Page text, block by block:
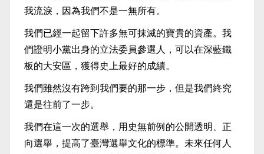
我流淚，因為我們不是一無所有。
我們已經一起留下許多無可抹滅的寶貴的資產。我
們證明小黨出身的立法委員參選人，可以在深藍鐵
板的大安區，獲得史上最好的成績。
我們雖然沒有跨到我們要的那一步，但是我們終究
還是往前了一步。
我們在這一次的選舉，用史無前例的公開透明、正
向選舉，提高了臺灣選舉文化的標準。未來任何人